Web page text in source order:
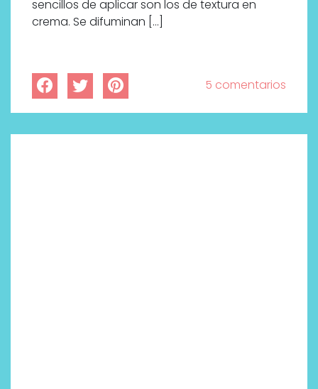
sencillos de aplicar son los de textura en
crema. Se difuminan […]
5 comentarios